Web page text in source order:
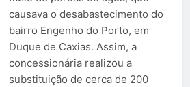
causava o desabastecimento do
bairro Engenho do Porto, em
Duque de Caxias. Assim, a
concessionária realizou a
substituição de cerca de 200